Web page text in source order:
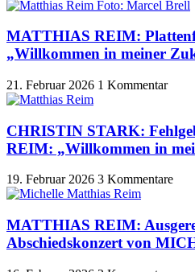
MATTHIAS REIM:
„Willkommen in meiner
21. Februar 2026 1 Kommentar
CHRISTIN STARK:
REIM: „Willkommen in
19. Februar 2026 3 Kommentare
MATTHIAS REIM:
Abschiedskonzert von